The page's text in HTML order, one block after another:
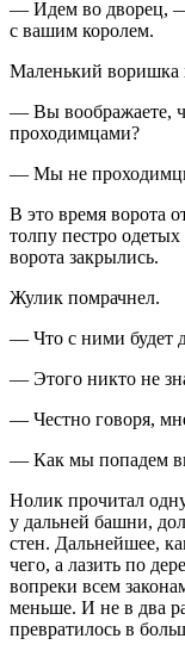
— Идем во дворец,
с вашим королем.
Маленький воришка
— Вы воображаете,
проходимцами?
— Мы не
В это время ворота
толпу пестро
ворота закрылись.
Жулик помрачнел.
— Что с ними будет
— Этого никто не
— Честно говоря,
— Как мы попадем
Нолик прочитал
у дальней башни,
стен. Дальнейшее,
чего, а лазить по
вопреки всем
меньше. И не в два
превратилось в